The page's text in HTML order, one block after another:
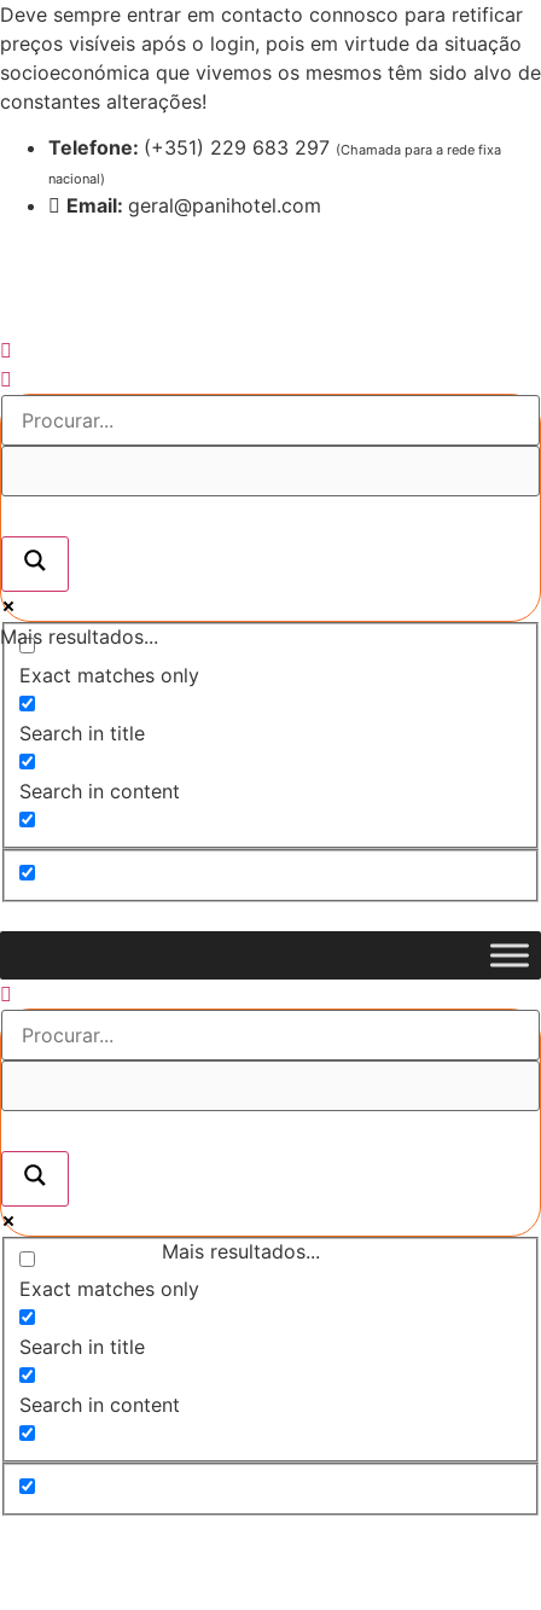
Pular
para
o
conteúdo
Deve sempre entrar em contacto connosco para retificar
preços visíveis após o login, pois em virtude da situação
socioeconómica que vivemos os mesmos têm sido alvo de
constantes alterações!
Telefone: (+351) 229 683 297 (Chamada para a rede fixa
nacional)
Email: geral@panihotel.com
Mais resultados...
Exact matches only
Search in title
Search in content
Mais resultados...
Exact matches only
Search in title
Search in content